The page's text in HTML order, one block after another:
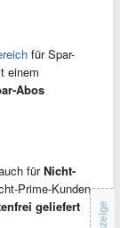
für Spar-
einem
Abos
fürNicht-
Prime-Kunden
geliefert